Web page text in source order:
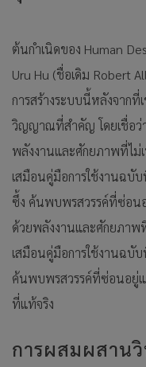
ต้นกำเนิดของ Human
Uru Hu (ชื่อเดิม Robert
การสร้างระบบนี้หลังจาก
วิญญาณที่สำคัญ โดยเชื่อ
พลังงานและศักยภาพที่ไม่
เสมือนคู่มือการใช้งานฉบับ
ซึ้ง ค้นพบพรสวรรค์ที่ซ่อน
ด้วยพลังงานและศักยภาพ
เสมือนคู่มือการใช้งานฉบับ
ค้นพบพรสวรรค์ที่ซ่อนอยู่แ
ที่แท้จริง
การผสมผสาน